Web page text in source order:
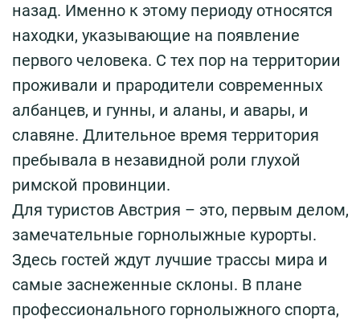
назад. Именно к этому периоду относятся
находки, указывающие на появление
первого человека. С тех пор на территории
проживали и прародители современных
албанцев, и гунны, и аланы, и авары, и
славяне. Длительное время территория
пребывала в незавидной роли глухой
римской провинции.
Для туристов Австрия – это, первым делом,
замечательные горнолыжные курорты.
Здесь гостей ждут лучшие трассы мира и
самые заснеженные склоны. В плане
профессионального горнолыжного спорта,